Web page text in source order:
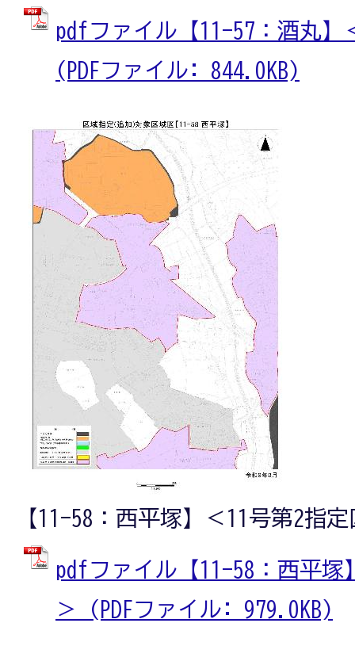
pdfファイル【11-57：酒丸】
(PDFファイル: 844.0KB)
【11-58：西平塚】＜11号第2指
pdfファイル【11-58：西平塚
＞ (PDFファイル: 979.0KB)